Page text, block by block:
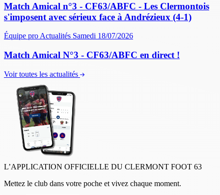
Match Amical n°3 - CF63/ABFC - Les Clermontois
s'imposent avec sérieux face à Andrézieux (4-1)
Équipe pro Actualités Samedi 18/07/2026
Match Amical N°3 - CF63/ABFC en direct !
Voir toutes les actualités
L’APPLICATION OFFICIELLE DU CLERMONT FOOT 63
Mettez le club dans votre poche et vivez chaque moment.